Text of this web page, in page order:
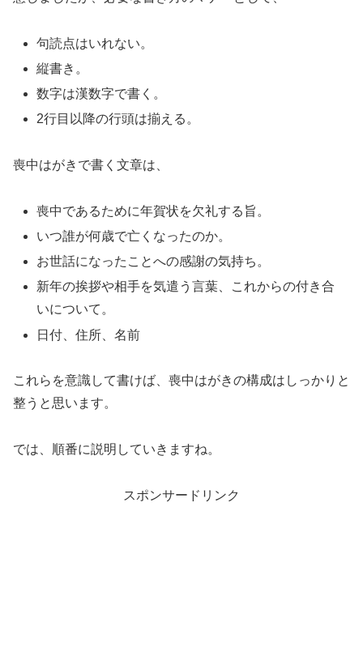
句読点はいれない。
縦書き。
数字は漢数字で書く。
2行目以降の行頭は揃える。
喪中はがきで書く文章は、
喪中であるために年賀状を欠礼する旨。
いつ誰が何歳で亡くなったのか。
お世話になったことへの感謝の気持ち。
新年の挨拶や相手を気遣う言葉、これからの付き合
いについて。
日付、住所、名前
これらを意識して書けば、喪中はがきの構成はしっかりと
整うと思います。
では、順番に説明していきますね。
スポンサードリンク